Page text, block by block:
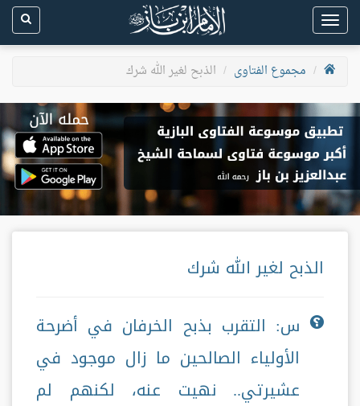
Toggle
navigation
مجموع الفتاوى
الذبح لغير الله شرك
الذبح لغير الله شرك
س: التقرب بذبح الخرفان في أضرحة
الأولياء الصالحين ما زال موجود في
عشيرتي.. نهيت عنه، لكنهم لم